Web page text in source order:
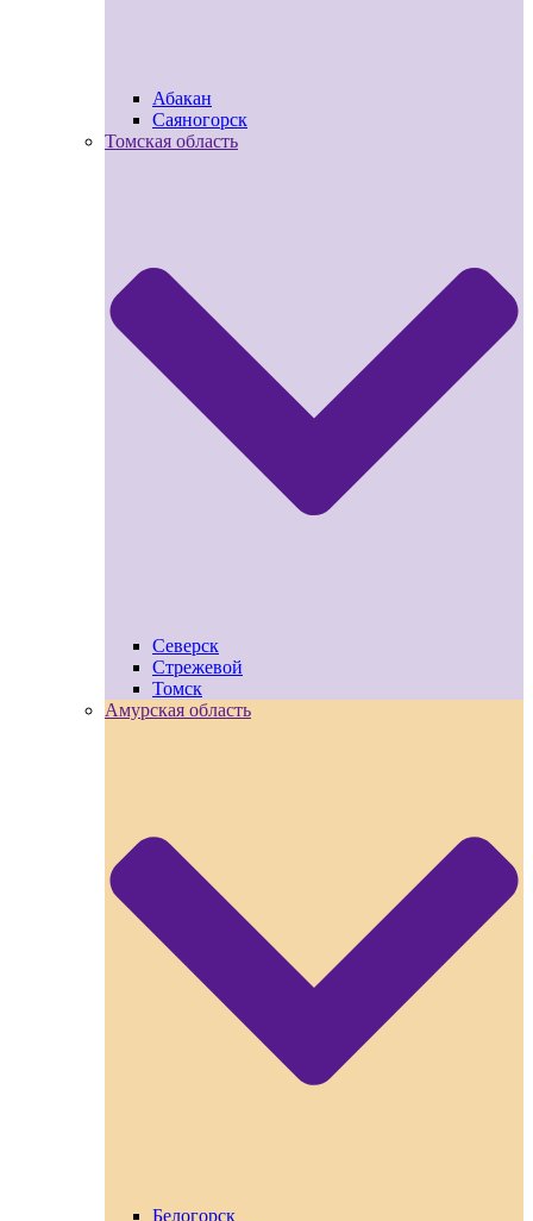
Абакан
Саяногорск
Томская область
Северск
Стрежевой
Томск
Амурская область
Белогорск